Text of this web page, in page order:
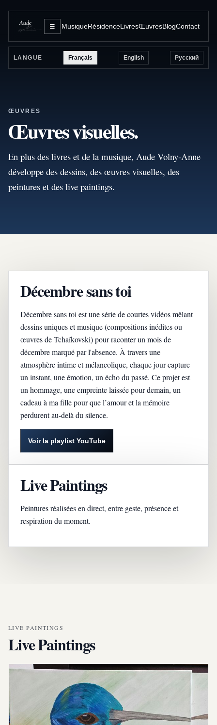
☰ MusiqueRésidenceLivresŒuvresBlogContact
LANGUE Français English Русский
ŒUVRES
Œuvres visuelles.
En plus des livres et de la musique, Aude Volny-Anne
développe des dessins, des œuvres visuelles, des
peintures et des live paintings.
Décembre sans toi
Décembre sans toi est une série de courtes vidéos mêlant
dessins uniques et musique (compositions inédites ou
œuvres de Tchaïkovski) pour raconter un mois de
décembre marqué par l'absence. À travers une
atmosphère intime et mélancolique, chaque jour capture
un instant, une émotion, un écho du passé. Ce projet est
un hommage, une empreinte laissée pour demain, un
cadeau à ma fille pour que l’amour et la mémoire
perdurent au-delà du silence.
Voir la playlist YouTube
Live Paintings
Peintures réalisées en direct, entre geste, présence et
respiration du moment.
LIVE PAINTINGS
Live Paintings